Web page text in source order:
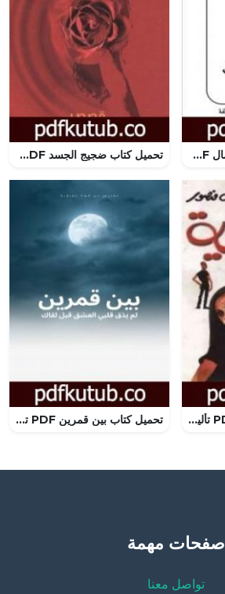
تحميل كتاب دموع من رمال PDF تأليف د. ميسون حنا مجانا [كامل] تحميل كتاب ضجيج الجسد PDF تأليف هيفاء بيطار مجانا [كامل]
تحميل كتاب الوجودية PDF تأليف أنيس منصور مجانا [كامل] تحميل كتاب بين قمرين PDF تأليف محمود عبد المنعم مجانا [كامل]
صفحات مهمة
تواصل معنا